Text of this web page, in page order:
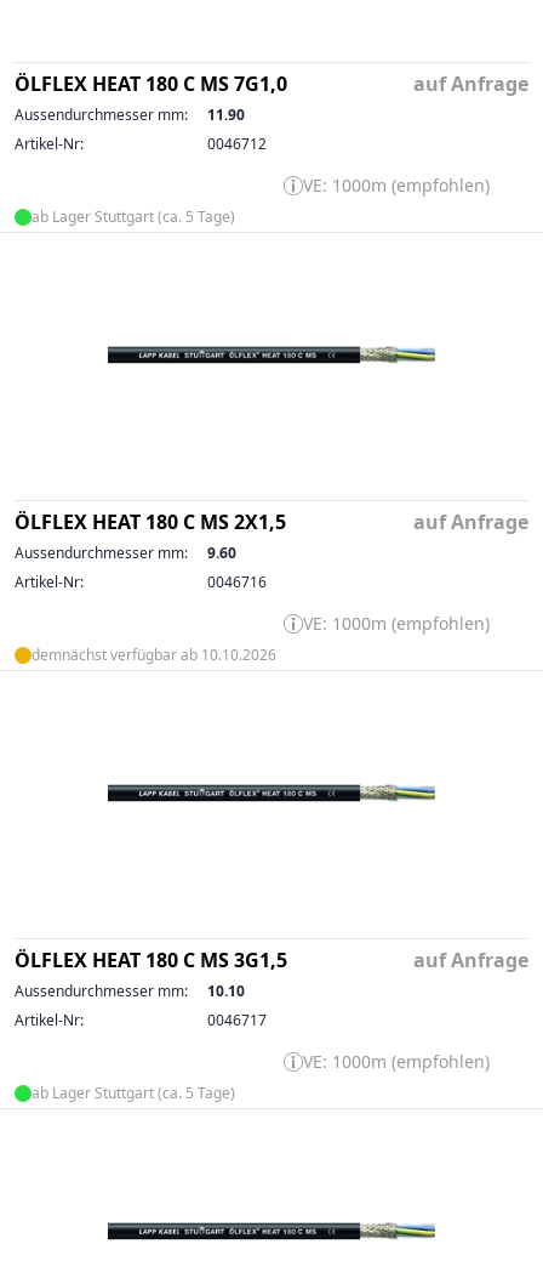
ÖLFLEX HEAT 180 C MS 7G1,0 auf Anfrage
Aussendurchmesser mm:
11.90
Artikel-Nr:
0046712
VE: 1000m (empfohlen)
ab Lager Stuttgart (ca. 5 Tage)
ÖLFLEX HEAT 180 C MS 2X1,5 auf Anfrage
Aussendurchmesser mm:
9.60
Artikel-Nr:
0046716
VE: 1000m (empfohlen)
demnächst verfügbar ab 10.10.2026
ÖLFLEX HEAT 180 C MS 3G1,5 auf Anfrage
Aussendurchmesser mm:
10.10
Artikel-Nr:
0046717
VE: 1000m (empfohlen)
ab Lager Stuttgart (ca. 5 Tage)